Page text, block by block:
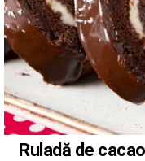
Ruladă de